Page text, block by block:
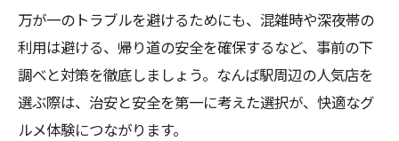
万が一のトラブルを避けるためにも、混雑時や深夜帯の
利用は避ける、帰り道の安全を確保するなど、事前の下
調べと対策を徹底しましょう。なんば駅周辺の人気店を
選ぶ際は、治安と安全を第一に考えた選択が、快適なグ
ルメ体験につながります。